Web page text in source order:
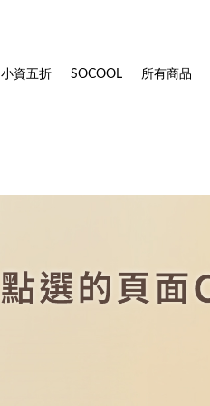
小資五折 SOCOOL 所有商品